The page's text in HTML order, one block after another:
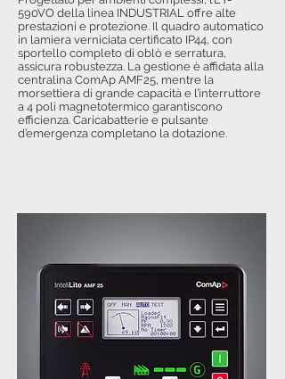
590VO della linea INDUSTRIAL offre alte
prestazioni e protezione. Il quadro automatico
in lamiera verniciata certificato IP44, con
sportello completo di oblò e serratura,
assicura robustezza. La gestione è affidata alla
centralina ComAp AMF25, mentre la
morsettiera di grande capacità e l’interruttore
a 4 poli magnetotermico garantiscono
efficienza. Caricabatterie e pulsante
d’emergenza completano la dotazione.